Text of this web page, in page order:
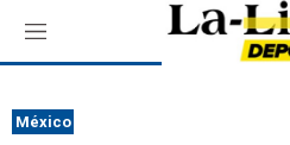
M
e
ú
México